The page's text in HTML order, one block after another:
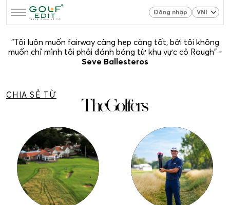
Đăng nhập
"Tôi luôn muốn fairway càng hẹp càng tốt, bởi tôi không
muốn chỉ mình tôi phải đánh bóng từ khu vực cỏ Rough" -
Seve Ballesteros
CHIA SẺ TỪ